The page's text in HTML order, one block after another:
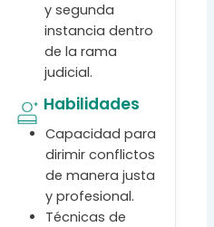
y segunda
instancia dentro
de la rama
judicial.
Habilidades
Capacidad para
dirimir conflictos
de manera justa
y profesional.
Técnicas de